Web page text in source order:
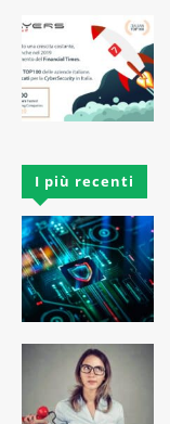
I più recenti